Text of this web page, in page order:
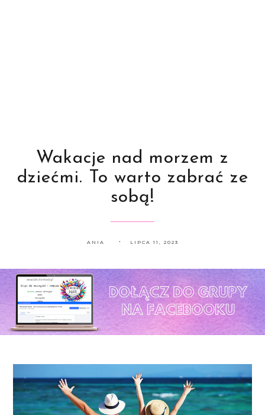
Wakacje nad morzem z
dziećmi. To warto zabrać ze
sobą!
ANIA LIPCA 11, 2023